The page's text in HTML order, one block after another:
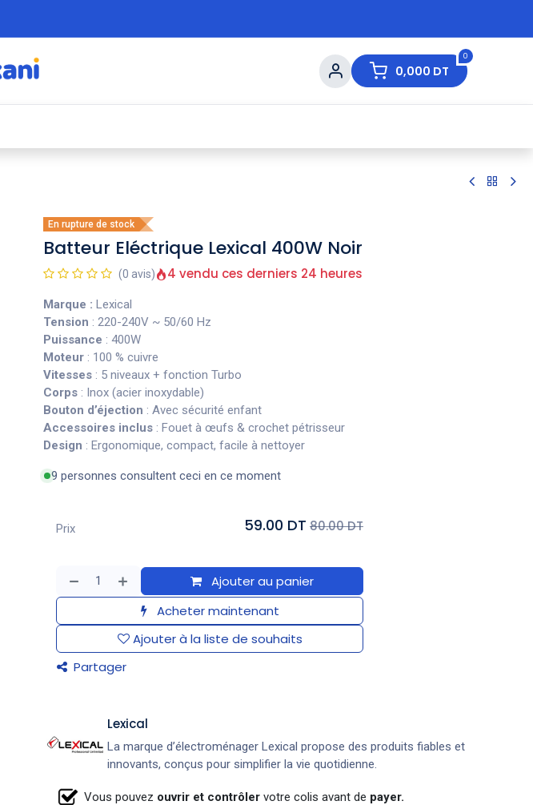
0
0,000 DT
En rupture de stock
Batteur Eléctrique Lexical 400W Noir
(0 avis) 4 vendu ces derniers 24 heures
Marque : Lexical
Tension : 220-240V ~ 50/60 Hz
Puissance : 400W
Moteur : 100 % cuivre
Vitesses : 5 niveaux + fonction Turbo
Corps : Inox (acier inoxydable)
Bouton d’éjection : Avec sécurité enfant
Accessoires inclus : Fouet à œufs & crochet pétrisseur
Design : Ergonomique, compact, facile à nettoyer
9 personnes consultent ceci en ce moment
Ajouter au panier
Acheter maintenant
Ajouter à la liste de souhaits
Partager
Prix 59.00 DT 80.00 DT
Lexical
La marque d’électroménager Lexical propose des produits fiables et
innovants, conçus pour simplifier la vie quotidienne.
Vous pouvez ouvrir et contrôler votre colis avant de payer.